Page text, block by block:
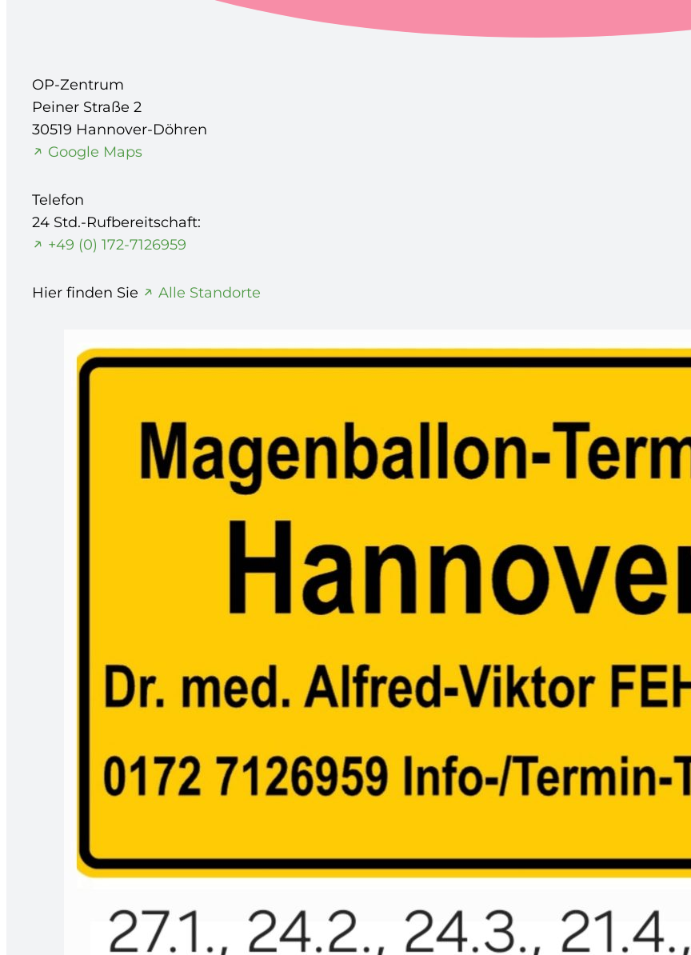
OP-Zentrum
Peiner Straße 2
30519 Hannover-Döhren
Google Maps
Telefon
24 Std.-Rufbereitschaft:
+49 (0) 172-7126959
Hier finden Sie Alle Standorte